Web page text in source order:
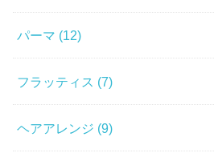
パーマ (12)
フラッティス (7)
ヘアアレンジ (9)